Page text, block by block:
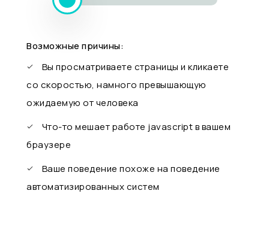
Возможные причины:
Вы просматриваете страницы и кликаете
со скоростью, намного превышающую
ожидаемую от человека
Что-то мешает работе javascript в вашем
браузере
Ваше поведение похоже на поведение
автоматизированных систем